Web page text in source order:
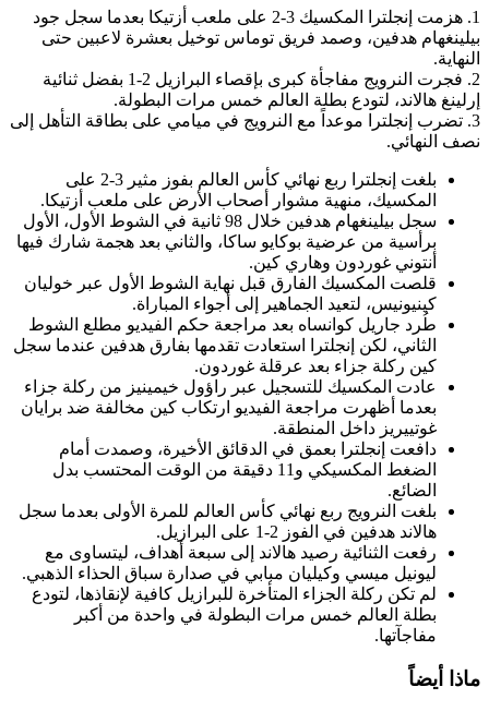
1. هزمت إنجلترا المكسيك 3-2 على ملعب أزتيكا بعدما سجل جود
بيلينغهام هدفين، وصمد فريق توماس توخيل بعشرة لاعبين حتى
النهاية.
2. فجرت النرويج مفاجأة كبرى بإقصاء البرازيل 2-1 بفضل ثنائية
إرلينغ هالاند، لتودع بطلة العالم خمس مرات البطولة.
3. تضرب إنجلترا موعداً مع النرويج في ميامي على بطاقة التأهل إلى
نصف النهائي.
بلغت إنجلترا ربع نهائي كأس العالم بفوز مثير 3-2 على
المكسيك، منهية مشوار أصحاب الأرض على ملعب أزتيكا.
سجل بيلينغهام هدفين خلال 98 ثانية في الشوط الأول، الأول
برأسية من عرضية بوكايو ساكا، والثاني بعد هجمة شارك فيها
أنتوني غوردون وهاري كين.
قلصت المكسيك الفارق قبل نهاية الشوط الأول عبر خوليان
كينيونيس، لتعيد الجماهير إلى أجواء المباراة.
طُرد جاريل كوانساه بعد مراجعة حكم الفيديو مطلع الشوط
الثاني، لكن إنجلترا استعادت تقدمها بفارق هدفين عندما سجل
كين ركلة جزاء بعد عرقلة غوردون.
عادت المكسيك للتسجيل عبر راؤول خيمينيز من ركلة جزاء
بعدما أظهرت مراجعة الفيديو ارتكاب كين مخالفة ضد برايان
غوتييريز داخل المنطقة.
دافعت إنجلترا بعمق في الدقائق الأخيرة، وصمدت أمام
الضغط المكسيكي و11 دقيقة من الوقت المحتسب بدل
الضائع.
بلغت النرويج ربع نهائي كأس العالم للمرة الأولى بعدما سجل
هالاند هدفين في الفوز 2-1 على البرازيل.
رفعت الثنائية رصيد هالاند إلى سبعة أهداف، ليتساوى مع
ليونيل ميسي وكيليان مبابي في صدارة سباق الحذاء الذهبي.
لم تكن ركلة الجزاء المتأخرة للبرازيل كافية لإنقاذها، لتودع
بطلة العالم خمس مرات البطولة في واحدة من أكبر
مفاجآتها.
ماذا أيضاً